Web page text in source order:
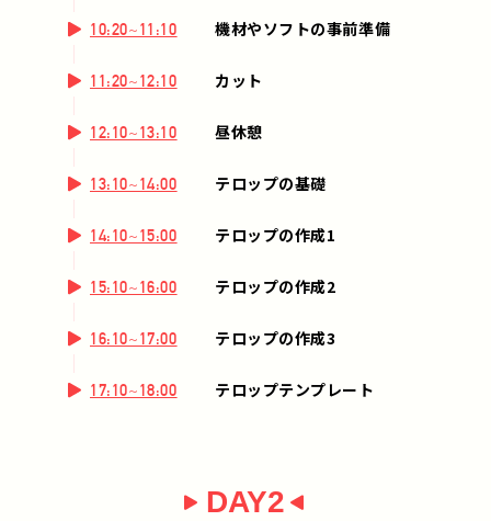
10:20~11:10 機材やソフトの事前準備
11:20~12:10 カット
12:10~13:10 昼休憩
13:10~14:00 テロップの基礎
14:10~15:00 テロップの作成1
15:10~16:00 テロップの作成2
16:10~17:00 テロップの作成3
17:10~18:00 テロップテンプレート
DAY2